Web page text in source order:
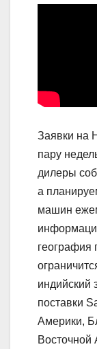
Заявки на
пару
дилеры
а
машин
география
индийский
поставки
Америки,
Восточной